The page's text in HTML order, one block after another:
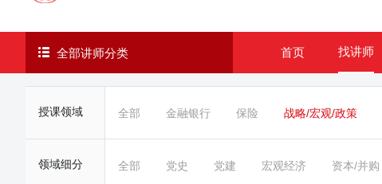
全部讲师分类 首页 找讲师
授课领域 全部 金融银行 保险 战略/宏观/政策
领域细分 全部 党史 党建 宏观经济 资本/并购